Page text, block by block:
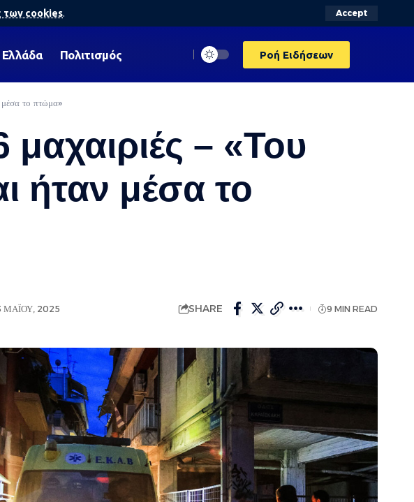
των cookies. Accept
Ελλάδα Πολιτισμός Ροή Ειδήσεων
μέσα το πτώμα»
– «Του
ήταν μέσα το
ΜΑΪ́ΟΥ, 2025 SHARE 9 MIN READ